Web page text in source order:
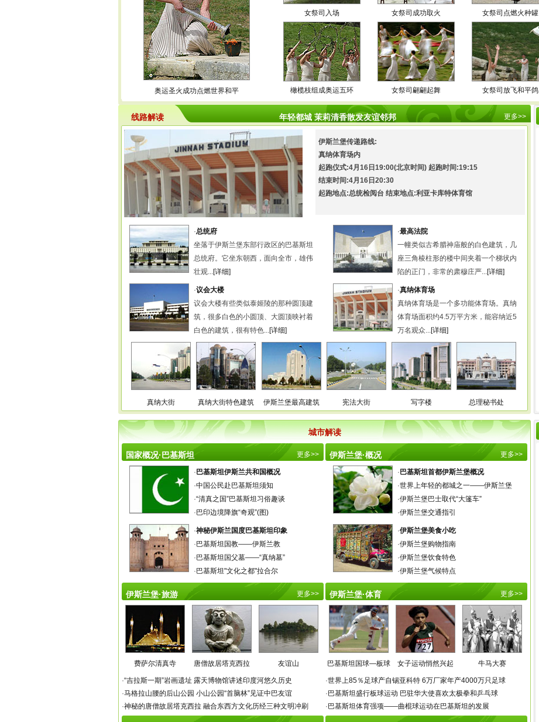
奥运圣火成功点燃世界和平
女祭司入场 女祭司成功取火 女祭司点燃火种罐
橄榄枝组成奥运五环 女祭司翩翩起舞 女祭司放飞和平鸽
线路解读 年轻都城 茉莉清香散发友谊邻邦 更多>>
伊斯兰堡传递路线:
真纳体育场内
起跑仪式:4月16日19:00(北京时间) 起跑时间:19:15
结束时间:4月16日20:30
起跑地点:总统检阅台 结束地点:利亚卡库特体育馆
·总统府
坐落于伊斯兰堡东部行政区的巴基斯坦
总统府。它坐东朝西，面向全市，雄伟
壮观...[详细]
·议会大楼
议会大楼有些类似泰姬陵的那种圆顶建
筑，很多白色的小圆顶、大圆顶映衬着
白色的建筑，很有特色...[详细]
·最高法院
一幢类似古希腊神庙般的白色建筑，几
座三角棱柱形的楼中间夹着一个梯状内
陷的正门，非常的肃穆庄严...[详细]
·真纳体育场
真纳体育场是一个多功能体育场。真纳
体育场面积约4.5万平方米，能容纳近5
万名观众...[详细]
真纳大街 真纳大街特色建筑 伊斯兰堡最高建筑 宪法大街 写字楼 总理秘书处
城市解读
国家概况·巴基斯坦 更多>>
· 巴基斯坦伊斯兰共和国概况
·中国公民赴巴基斯坦须知
·“清真之国”巴基斯坦习俗趣谈
· 巴印边境降旗“奇观”(图)
·神秘伊斯兰国度巴基斯坦印象
· 巴基斯坦国教——伊斯兰教
· 巴基斯坦国父墓——“真纳墓”
· 巴基斯坦"文化之都"拉合尔
伊斯兰堡·概况 更多>>
· 巴基斯坦首都伊斯兰堡概况
·世界上年轻的都城之一——伊斯兰堡
·伊斯兰堡巴士取代“大篷车”
·伊斯兰堡交通指引
·伊斯兰堡美食小吃
·伊斯兰堡购物指南
·伊斯兰堡饮食特色
·伊斯兰堡气候特点
伊斯兰堡·旅游 更多>>
费萨尔清真寺 唐僧故居塔克西拉 友谊山
·“吉拉斯一期”岩画遗址 露天博物馆讲述印度河悠久历史
·马格拉山腰的后山公园 小山公园“首脑林”见证中巴友谊
·神秘的唐僧故居塔克西拉 融合东西方文化历经三种文明冲刷
伊斯兰堡·体育 更多>>
巴基斯坦国球—板球 女子运动悄然兴起 牛马大赛
·世界上85％足球产自锡亚科特 6万厂家年产4000万只足球
· 巴基斯坦盛行板球运动 巴驻华大使喜欢太极拳和乒乓球
· 巴基斯坦体育强项——曲棍球运动在巴基斯坦的发展